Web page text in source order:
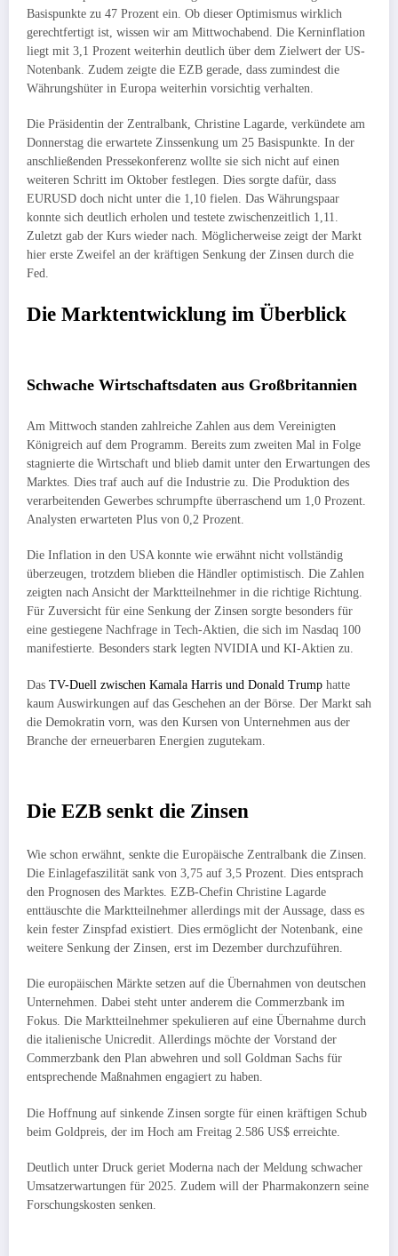
Basispunkte zu 47 Prozent ein. Ob dieser Optimismus wirklich
gerechtfertigt ist, wissen wir am Mittwochabend. Die Kerninflation
liegt mit 3,1 Prozent weiterhin deutlich über dem Zielwert der US-
Notenbank. Zudem zeigte die EZB gerade, dass zumindest die
Währungshüter in Europa weiterhin vorsichtig verhalten.
Die Präsidentin der Zentralbank, Christine Lagarde, verkündete am
Donnerstag die erwartete Zinssenkung um 25 Basispunkte. In der
anschließenden Pressekonferenz wollte sie sich nicht auf einen
weiteren Schritt im Oktober festlegen. Dies sorgte dafür, dass
EURUSD doch nicht unter die 1,10 fielen. Das Währungspaar
konnte sich deutlich erholen und testete zwischenzeitlich 1,11.
Zuletzt gab der Kurs wieder nach. Möglicherweise zeigt der Markt
hier erste Zweifel an der kräftigen Senkung der Zinsen durch die
Fed.
Die Marktentwicklung im Überblick
Schwache Wirtschaftsdaten aus Großbritannien
Am Mittwoch standen zahlreiche Zahlen aus dem Vereinigten
Königreich auf dem Programm. Bereits zum zweiten Mal in Folge
stagnierte die Wirtschaft und blieb damit unter den Erwartungen des
Marktes. Dies traf auch auf die Industrie zu. Die Produktion des
verarbeitenden Gewerbes schrumpfte überraschend um 1,0 Prozent.
Analysten erwarteten Plus von 0,2 Prozent.
Die Inflation in den USA konnte wie erwähnt nicht vollständig
überzeugen, trotzdem blieben die Händler optimistisch. Die Zahlen
zeigten nach Ansicht der Marktteilnehmer in die richtige Richtung.
Für Zuversicht für eine Senkung der Zinsen sorgte besonders für
eine gestiegene Nachfrage in Tech-Aktien, die sich im Nasdaq 100
manifestierte. Besonders stark legten NVIDIA und KI-Aktien zu.
Das TV-Duell zwischen Kamala Harris und Donald Trump hatte
kaum Auswirkungen auf das Geschehen an der Börse. Der Markt sah
die Demokratin vorn, was den Kursen von Unternehmen aus der
Branche der erneuerbaren Energien zugutekam.
Die EZB senkt die Zinsen
Wie schon erwähnt, senkte die Europäische Zentralbank die Zinsen.
Die Einlagefaszilität sank von 3,75 auf 3,5 Prozent. Dies entsprach
den Prognosen des Marktes. EZB-Chefin Christine Lagarde
enttäuschte die Marktteilnehmer allerdings mit der Aussage, dass es
kein fester Zinspfad existiert. Dies ermöglicht der Notenbank, eine
weitere Senkung der Zinsen, erst im Dezember durchzuführen.
Die europäischen Märkte setzen auf die Übernahmen von deutschen
Unternehmen. Dabei steht unter anderem die Commerzbank im
Fokus. Die Marktteilnehmer spekulieren auf eine Übernahme durch
die italienische Unicredit. Allerdings möchte der Vorstand der
Commerzbank den Plan abwehren und soll Goldman Sachs für
entsprechende Maßnahmen engagiert zu haben.
Die Hoffnung auf sinkende Zinsen sorgte für einen kräftigen Schub
beim Goldpreis, der im Hoch am Freitag 2.586 US$ erreichte.
Deutlich unter Druck geriet Moderna nach der Meldung schwacher
Umsatzerwartungen für 2025. Zudem will der Pharmakonzern seine
Forschungskosten senken.